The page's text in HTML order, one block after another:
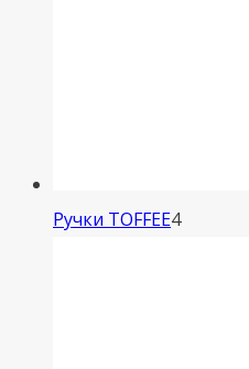
Ручки TOFFEE44